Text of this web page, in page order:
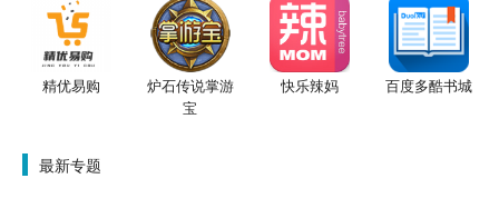
精优易购
炉石传说掌游
宝
快乐辣妈 百度多酷书城
最新专题